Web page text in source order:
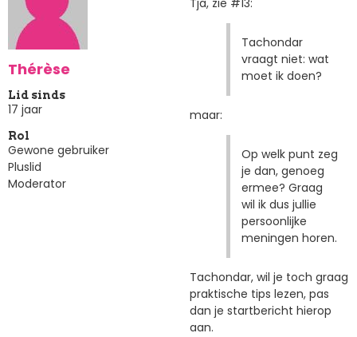
Thérèse
Lid sinds
17 jaar
Rol
Gewone gebruiker
Pluslid
Moderator
Tachondar
vraagt niet: wat
moet ik doen?
maar:
Op welk punt zeg
je dan, genoeg
ermee? Graag
wil ik dus jullie
persoonlijke
meningen horen.
Tachondar, wil je toch graag
praktische tips lezen, pas
dan je startbericht hierop
aan.